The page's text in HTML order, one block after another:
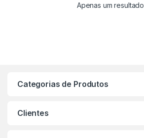
Apenas um resultado
Categorias de Produtos
Clientes